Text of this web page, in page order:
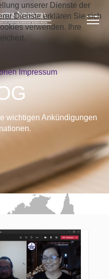
wichtigen Ankündigungen
unserer Dienste der
Dienste erklären Sie sich
verwenden. Ihre
Impressum